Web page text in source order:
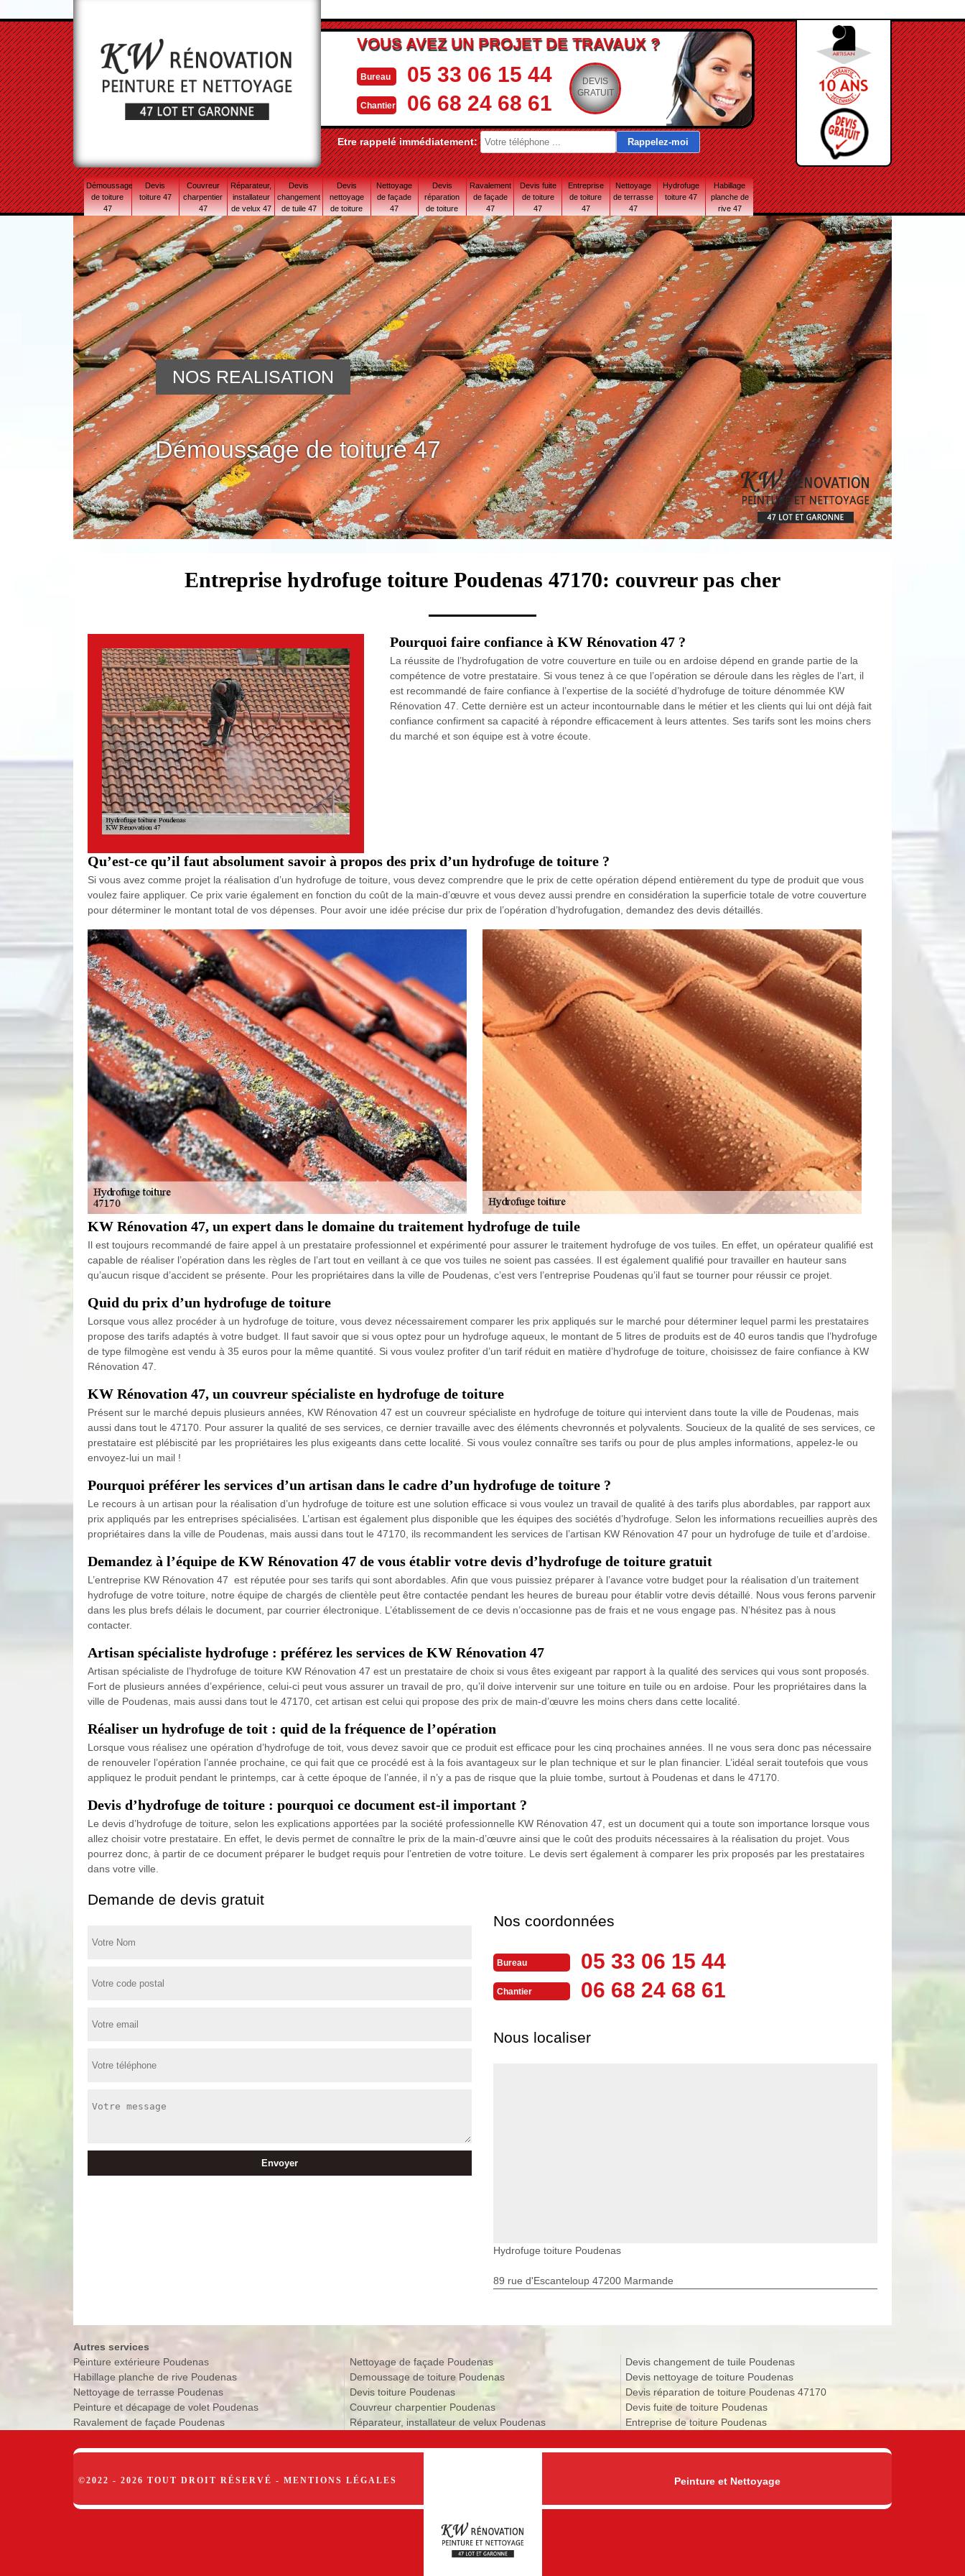
VOUS AVEZ UN PROJET DE TRAVAUX ?
Bureau 05 33 06 15 44
Chantier 06 68 24 68 61
DEVIS
GRATUIT
Etre rappelé immédiatement:
Démoussage
de toiture
47
Devis
toiture 47
Couvreur
charpentier
47
Réparateur,
installateur
de velux 47
Devis
changement
de tuile 47
Devis
nettoyage
de toiture
47
Nettoyage
de façade
47
Devis
réparation
de toiture
47 Lot-et-
Garonne
Ravalement
de façade
47
Devis fuite
de toiture
47
Entreprise
de toiture
47
Nettoyage
de terrasse
47
Hydrofuge
toiture 47
Habillage
planche de
rive 47
Démoussage de toiture 47
NOS REALISATION
Entreprise hydrofuge toiture Poudenas 47170: couvreur pas cher
Pourquoi faire confiance à KW Rénovation 47 ?
La réussite de l’hydrofugation de votre couverture en tuile ou en ardoise dépend en grande partie de la
compétence de votre prestataire. Si vous tenez à ce que l’opération se déroule dans les règles de l’art, il
est recommandé de faire confiance à l’expertise de la société d’hydrofuge de toiture dénommée KW
Rénovation 47. Cette dernière est un acteur incontournable dans le métier et les clients qui lui ont déjà fait
confiance confirment sa capacité à répondre efficacement à leurs attentes. Ses tarifs sont les moins chers
du marché et son équipe est à votre écoute.
Qu’est-ce qu’il faut absolument savoir à propos des prix d’un hydrofuge de toiture ?
Si vous avez comme projet la réalisation d’un hydrofuge de toiture, vous devez comprendre que le prix de cette opération dépend entièrement du type de produit que vous
voulez faire appliquer. Ce prix varie également en fonction du coût de la main-d’œuvre et vous devez aussi prendre en considération la superficie totale de votre couverture
pour déterminer le montant total de vos dépenses. Pour avoir une idée précise dur prix de l’opération d’hydrofugation, demandez des devis détaillés.
KW Rénovation 47, un expert dans le domaine du traitement hydrofuge de tuile
Il est toujours recommandé de faire appel à un prestataire professionnel et expérimenté pour assurer le traitement hydrofuge de vos tuiles. En effet, un opérateur qualifié est
capable de réaliser l’opération dans les règles de l’art tout en veillant à ce que vos tuiles ne soient pas cassées. Il est également qualifié pour travailler en hauteur sans
qu’aucun risque d’accident se présente. Pour les propriétaires dans la ville de Poudenas, c’est vers l’entreprise Poudenas qu’il faut se tourner pour réussir ce projet.
Quid du prix d’un hydrofuge de toiture
Lorsque vous allez procéder à un hydrofuge de toiture, vous devez nécessairement comparer les prix appliqués sur le marché pour déterminer lequel parmi les prestataires
propose des tarifs adaptés à votre budget. Il faut savoir que si vous optez pour un hydrofuge aqueux, le montant de 5 litres de produits est de 40 euros tandis que l’hydrofuge
de type filmogène est vendu à 35 euros pour la même quantité. Si vous voulez profiter d’un tarif réduit en matière d’hydrofuge de toiture, choisissez de faire confiance à KW
Rénovation 47.
KW Rénovation 47, un couvreur spécialiste en hydrofuge de toiture
Présent sur le marché depuis plusieurs années, KW Rénovation 47 est un couvreur spécialiste en hydrofuge de toiture qui intervient dans toute la ville de Poudenas, mais
aussi dans tout le 47170. Pour assurer la qualité de ses services, ce dernier travaille avec des éléments chevronnés et polyvalents. Soucieux de la qualité de ses services, ce
prestataire est plébiscité par les propriétaires les plus exigeants dans cette localité. Si vous voulez connaître ses tarifs ou pour de plus amples informations, appelez-le ou
envoyez-lui un mail !
Pourquoi préférer les services d’un artisan dans le cadre d’un hydrofuge de toiture ?
Le recours à un artisan pour la réalisation d’un hydrofuge de toiture est une solution efficace si vous voulez un travail de qualité à des tarifs plus abordables, par rapport aux
prix appliqués par les entreprises spécialisées. L’artisan est également plus disponible que les équipes des sociétés d’hydrofuge. Selon les informations recueillies auprès des
propriétaires dans la ville de Poudenas, mais aussi dans tout le 47170, ils recommandent les services de l’artisan KW Rénovation 47 pour un hydrofuge de tuile et d’ardoise.
Demandez à l’équipe de KW Rénovation 47 de vous établir votre devis d’hydrofuge de toiture gratuit
L’entreprise KW Rénovation 47 est réputée pour ses tarifs qui sont abordables. Afin que vous puissiez préparer à l’avance votre budget pour la réalisation d’un traitement
hydrofuge de votre toiture, notre équipe de chargés de clientèle peut être contactée pendant les heures de bureau pour établir votre devis détaillé. Nous vous ferons parvenir
dans les plus brefs délais le document, par courrier électronique. L’établissement de ce devis n’occasionne pas de frais et ne vous engage pas. N’hésitez pas à nous
contacter.
Artisan spécialiste hydrofuge : préférez les services de KW Rénovation 47
Artisan spécialiste de l’hydrofuge de toiture KW Rénovation 47 est un prestataire de choix si vous êtes exigeant par rapport à la qualité des services qui vous sont proposés.
Fort de plusieurs années d’expérience, celui-ci peut vous assurer un travail de pro, qu’il doive intervenir sur une toiture en tuile ou en ardoise. Pour les propriétaires dans la
ville de Poudenas, mais aussi dans tout le 47170, cet artisan est celui qui propose des prix de main-d’œuvre les moins chers dans cette localité.
Réaliser un hydrofuge de toit : quid de la fréquence de l’opération
Lorsque vous réalisez une opération d’hydrofuge de toit, vous devez savoir que ce produit est efficace pour les cinq prochaines années. Il ne vous sera donc pas nécessaire
de renouveler l’opération l’année prochaine, ce qui fait que ce procédé est à la fois avantageux sur le plan technique et sur le plan financier. L’idéal serait toutefois que vous
appliquez le produit pendant le printemps, car à cette époque de l’année, il n’y a pas de risque que la pluie tombe, surtout à Poudenas et dans le 47170.
Devis d’hydrofuge de toiture : pourquoi ce document est-il important ?
Le devis d’hydrofuge de toiture, selon les explications apportées par la société professionnelle KW Rénovation 47, est un document qui a toute son importance lorsque vous
allez choisir votre prestataire. En effet, le devis permet de connaître le prix de la main-d’œuvre ainsi que le coût des produits nécessaires à la réalisation du projet. Vous
pourrez donc, à partir de ce document préparer le budget requis pour l’entretien de votre toiture. Le devis sert également à comparer les prix proposés par les prestataires
dans votre ville.
Demande de devis gratuit
Nos coordonnées
Bureau 05 33 06 15 44
Chantier 06 68 24 68 61
Nous localiser
Hydrofuge toiture Poudenas
89 rue d'Escanteloup 47200 Marmande
Autres services
Peinture extérieure Poudenas
Habillage planche de rive Poudenas
Nettoyage de terrasse Poudenas
Peinture et décapage de volet Poudenas
Ravalement de façade Poudenas
Nettoyage de façade Poudenas
Demoussage de toiture Poudenas
Devis toiture Poudenas
Couvreur charpentier Poudenas
Réparateur, installateur de velux Poudenas
Devis changement de tuile Poudenas
Devis nettoyage de toiture Poudenas
Devis réparation de toiture Poudenas 47170
Devis fuite de toiture Poudenas
Entreprise de toiture Poudenas
©2022 - 2026 TOUT DROIT RÉSERVÉ - MENTIONS LÉGALES Peinture et Nettoyage